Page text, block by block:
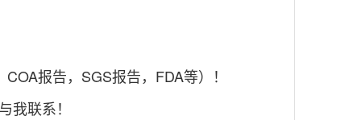
报告，SGS报告，FDA等）！
联系！